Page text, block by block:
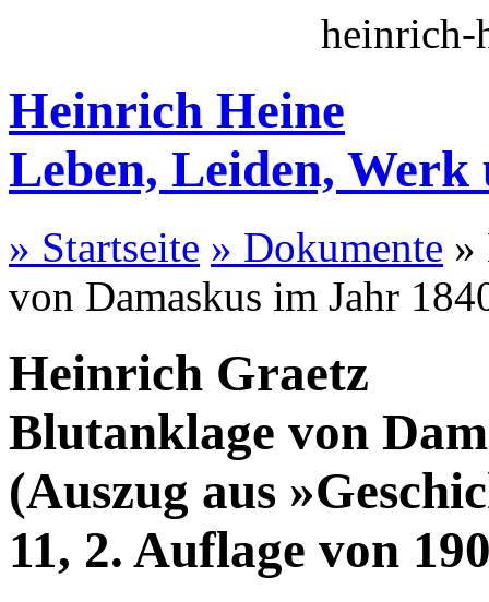
heinrich-
Heinrich Heine
Leben, Leiden,
» Startseite » Dokumente »
von Damaskus im Jahr
Heinrich Graetz
Blutanklage von
(Auszug aus
11, 2. Auflage von